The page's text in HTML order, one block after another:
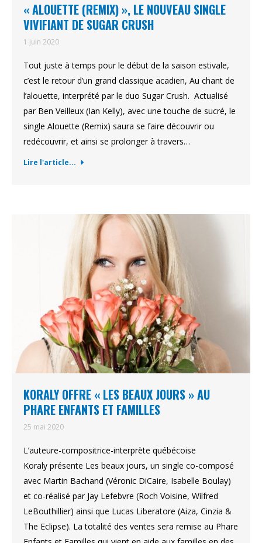
« ALOUETTE (REMIX) », LE NOUVEAU SINGLE
VIVIFIANT DE SUGAR CRUSH
1 juin 2020
Tout juste à temps pour le début de la saison estivale,
c’est le retour d’un grand classique acadien, Au chant de
l’alouette, interprété par le duo Sugar Crush. Actualisé
par Ben Veilleux (Ian Kelly), avec une touche de sucré, le
single Alouette (Remix) saura se faire découvrir ou
redécouvrir, et ainsi se prolonger à travers…
Lire l'article...
KORALY OFFRE « LES BEAUX JOURS » AU
PHARE ENFANTS ET FAMILLES
25 mai 2020
L’auteure-compositrice-interprète québécoise
Koraly présente Les beaux jours, un single co-composé
avec Martin Bachand (Véronic DiCaire, Isabelle Boulay)
et co-réalisé par Jay Lefebvre (Roch Voisine, Wilfred
LeBouthillier) ainsi que Lucas Liberatore (Aiza, Cinzia &
The Eclipse). La totalité des ventes sera remise au Phare